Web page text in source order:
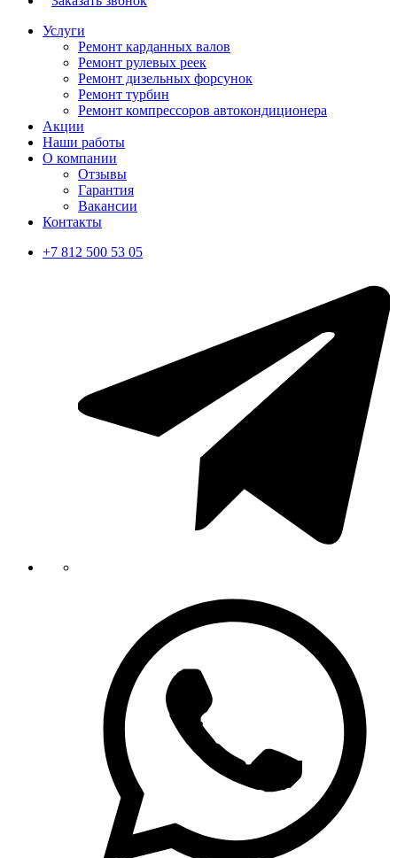
Услуги
Ремонт карданных валов
Ремонт рулевых реек
Ремонт дизельных форсунок
Ремонт турбин
Ремонт компрессоров автокондиционера
Акции
Наши работы
О компании
Отзывы
Гарантия
Вакансии
Контакты
+7 812 500 53 05